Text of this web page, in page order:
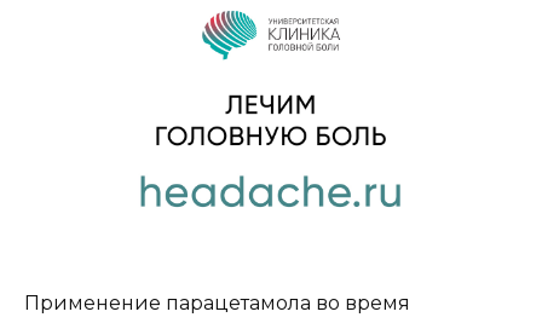
Применение парацетамола во время